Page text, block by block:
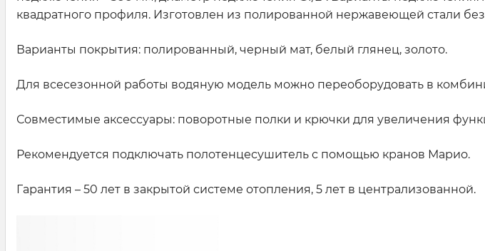
квадратного профиля. Изготовлен из полированной нержавеющей стали
Варианты покрытия: полированный, черный мат, белый глянец, золото.
Для всесезонной работы водяную модель можно переоборудовать в
Совместимые аксессуары: поворотные полки и крючки для увеличения
Рекомендуется подключать полотенцесушитель с помощью кранов Марио.
Гарантия – 50 лет в закрытой системе отопления, 5 лет в централизованной.